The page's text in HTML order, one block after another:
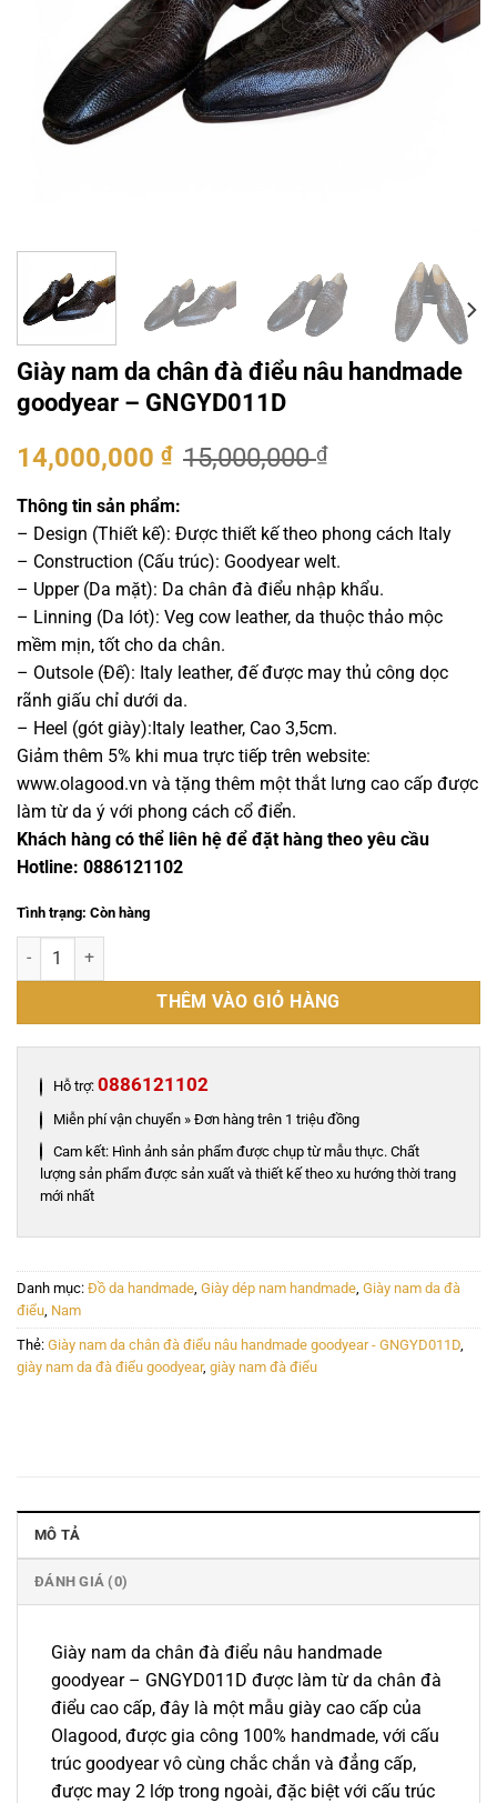
Giày nam da chân đà điểu nâu handmade
goodyear – GNGYD011D
15,000,000₫
Giá
là:
15,000,000 ₫.
14,000,000 ₫Giá
tại
là:
14,000,000 ₫.
Thông tin sản phẩm:
– Design (Thiết kế): Được thiết kế theo phong cách Italy
– Construction (Cấu trúc): Goodyear welt.
– Upper (Da mặt): Da chân đà điểu nhập khẩu.
– Linning (Da lót): Veg cow leather, da thuộc thảo mộc
mềm mịn, tốt cho da chân.
– Outsole (Đế): Italy leather, đế được may thủ công dọc
rãnh giấu chỉ dưới da.
– Heel (gót giày):Italy leather, Cao 3,5cm.
Giảm thêm 5% khi mua trực tiếp trên website:
www.olagood.vn và tặng thêm một thắt lưng cao cấp được
làm từ da ý với phong cách cổ điển.
Khách hàng có thể liên hệ để đặt hàng theo yêu cầu
Hotline: 0886121102
Tình trạng: Còn hàng
Giày nam da chân đà điểu nâu handmade goodyear - GNGYD011D
THÊM VÀO GIỎ HÀNG
Hỗ trợ: 0886121102
Miễn phí vận chuyển » Đơn hàng trên 1 triệu đồng
Cam kết: Hình ảnh sản phẩm được chụp từ mẫu thực. Chất
lượng sản phẩm được sản xuất và thiết kế theo xu hướng thời trang
mới nhất
Danh mục: Đồ da handmade Giày dép nam handmade Giày nam da đà
điểu Nam
Thẻ: Giày nam da chân đà điểu nâu handmade goodyear - GNGYD011D
giày nam da đà điểu goodyear, giày nam đà điểu
MÔ TẢ
ĐÁNH GIÁ (0)
Giày nam da chân đà điểu nâu handmade
goodyear – GNGYD011D được làm từ da chân đà
điểu cao cấp, đây là một mẫu giày cao cấp của
Olagood, được gia công 100% handmade, với cấu
trúc goodyear vô cùng chắc chắn và đẳng cấp,
được may 2 lớp trong ngoài, đặc biệt với cấu trúc